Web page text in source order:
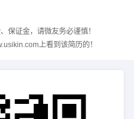
保证金，请微友务必谨慎！
上看到该简历的！